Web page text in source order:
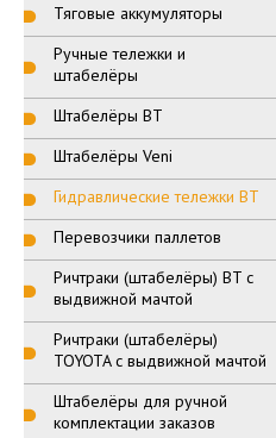
Тяговые аккумуляторы
Ручные тележки и
штабелёры
Штабелёры BT
Штабелёры Veni
Гидравлические тележки BT
Перевозчики паллетов
Ричтраки (штабелёры) BT с
выдвижной мачтой
Ричтраки (штабелёры)
TOYOTA с выдвижной мачтой
Штабелёры для ручной
комплектации заказов